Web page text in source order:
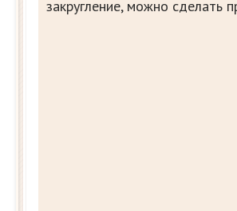
закругление, можно сделать